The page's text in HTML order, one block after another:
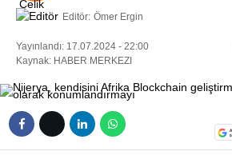
Editör: Ömer Ergin
Yayınlandı: 17.07.2024 - 22:00
Kaynak: HABER MERKEZI